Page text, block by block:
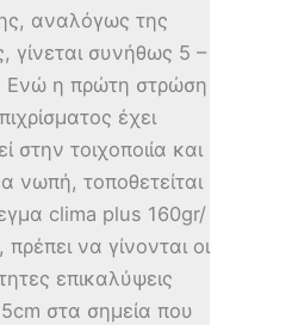
αναλόγως της
γίνεται συνήθως 5 –
Ενώ η πρώτη στρώση
έχει
στην τοιχοποιία και
νωπή, τοποθετείται
clima plus 160gr/
να γίνονται οι
επικαλύψεις
στα σημεία που